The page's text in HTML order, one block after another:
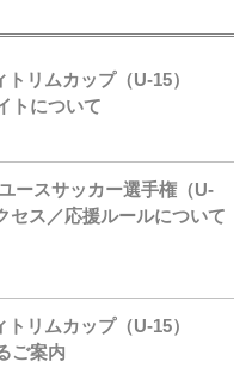
リムカップ（U-15）
トについて
ースサッカー選手権（U-
ス／応援ルールについて
リムカップ（U-15）
ご案内